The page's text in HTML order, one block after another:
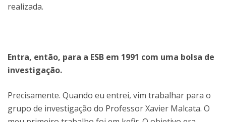
realizada.
Entra, então, para a ESB em 1991 com uma bolsa de
investigação.
Precisamente. Quando eu entrei, vim trabalhar para o
grupo de investigação do Professor Xavier Malcata. O